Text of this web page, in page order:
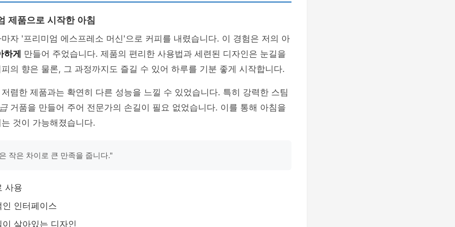
제품으로 시작한 아침
자 '프리미엄 에스프레소 머신'으로 커피를 내렸습니다. 이 경험은 저의 아
하게 만들어 주었습니다. 제품의 편리한 사용법과 세련된 디자인은 눈길을
의 향은 물론, 그 과정까지도 즐길 수 있어 하루를 기분 좋게 시작합니다.
렴한 제품과는 확연히 다른 성능을 느낄 수 있었습니다. 특히 강력한 스팀
거품을 만들어 주어 전문가의 손길이 필요 없었습니다. 이를 통해 아침을
것이 가능해졌습니다.
작은 차이로 큰 만족을 줍니다."
사용
인터페이스
살아있는 디자인